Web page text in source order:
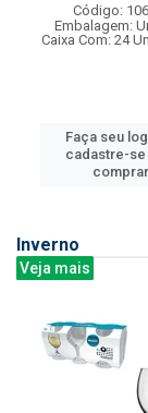
Código:
Embalagem:
Caixa Com: 24
Faça seu
cadastre-se
comprar.
Inverno
Veja mais